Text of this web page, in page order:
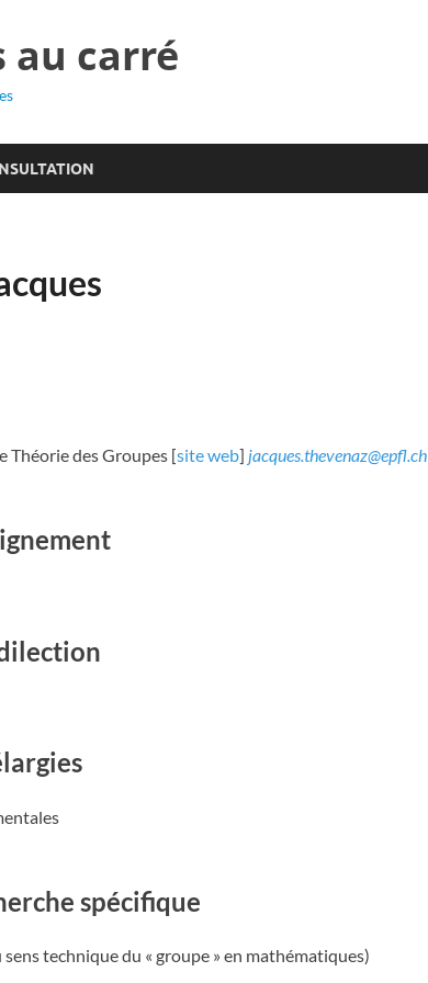
au carré
Théorie des Groupes [site web] jacques.thevenaz@epfl.ch
spécifique
technique du « groupe » en mathématiques)